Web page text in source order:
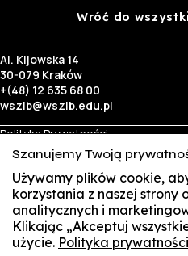
Wróć do
Al. Kijowska 14
30-079 Kraków
+(48) 12 635 68 00
wszib@wszib.edu.pl
Polityka Prywatności
RODO
Identyfikacja wizualna
Biznes
Wynajem sal
Targi pracy
Szanujemy Twoją
Używamy plików cookie,
korzystania z naszej strony
analitycznych i
Klikając „Akceptuj
użycie. Polityka prywatności